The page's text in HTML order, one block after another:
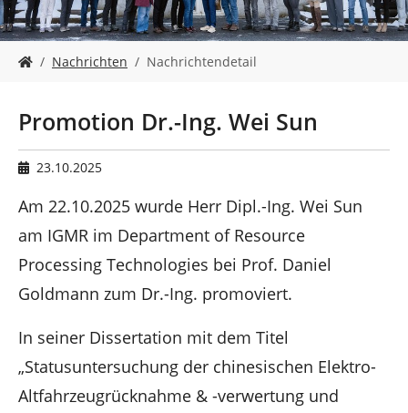
i
i
n
d
i
r
:
Nachrichten Nachrichtendetail
Promotion Dr.-Ing. Wei Sun
23.10.2025
Am 22.10.2025 wurde Herr Dipl.-Ing. Wei Sun
am IGMR im Department of Resource
Processing Technologies bei Prof. Daniel
Goldmann zum Dr.-Ing. promoviert.
In seiner Dissertation mit dem Titel
„Statusuntersuchung der chinesischen Elektro-
Altfahrzeugrücknahme & -verwertung und